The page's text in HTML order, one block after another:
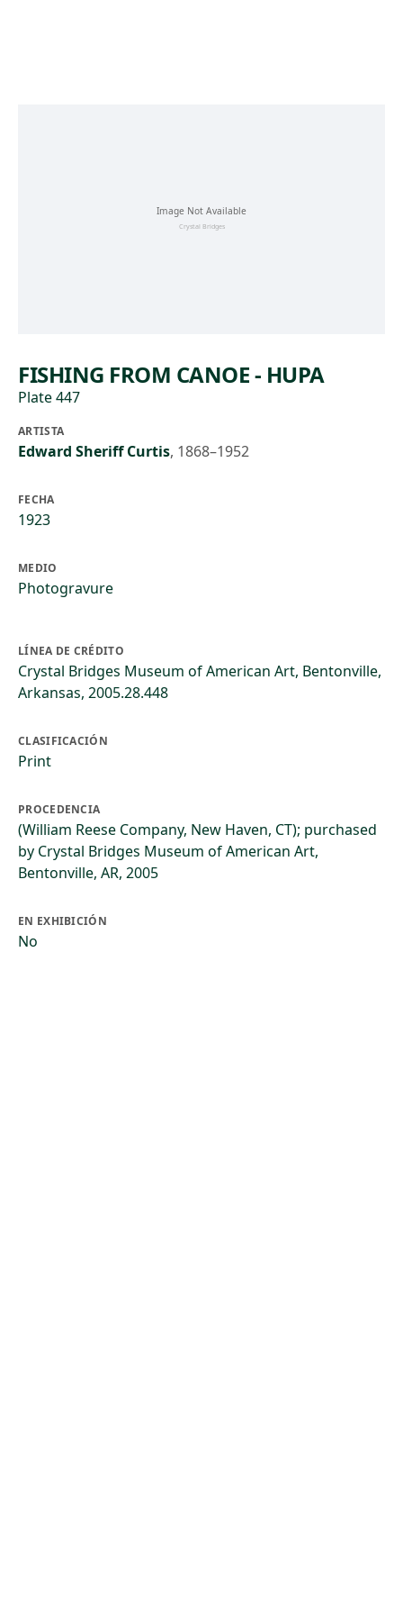
FISHING FROM CANOE - HUPA
Plate 447
ARTISTA
Edward Sheriff Curtis, 1868–1952
FECHA
1923
MEDIO
Photogravure
LÍNEA DE CRÉDITO
Crystal Bridges Museum of American Art, Bentonville,
Arkansas, 2005.28.448
CLASIFICACIÓN
Print
PROCEDENCIA
(William Reese Company, New Haven, CT); purchased
by Crystal Bridges Museum of American Art,
Bentonville, AR, 2005
EN EXHIBICIÓN
No